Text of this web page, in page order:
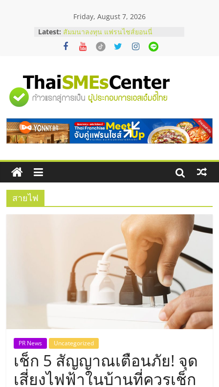
Friday, August 7, 2026
Latest: สัมมนาลงทุน แฟรนไชส์ยอนนี่
ThaiFranchise Meet Up จับคู่แฟรน
ไชส์ ครั้งที่ 8
บริษัท Cybersecurity ในไทยที่ไหนดี?
วิธีเลือกผู้ให้บริการให้คุ้มค่าและตอบ
โจทย์ธุรกิจ
เริ่มยังไงให้ผ่านฉลุย
สัมมนาออนไลน์ โอกาสบริหารสถานี
บริการน้ำมัน Shell
"ศูนย์
รวม
ข้อมูล
ธุรกิจ
SME
ประเทศไทย,
ThaiSMEsCenter,
ธุรกิจ
เอ
สายไฟ
PR News Uncategorized
เช็ก 5 สัญญาณเตือนภัย! จุด
เสี่ยงไฟฟ้าในบ้านที่ควรเช็ก